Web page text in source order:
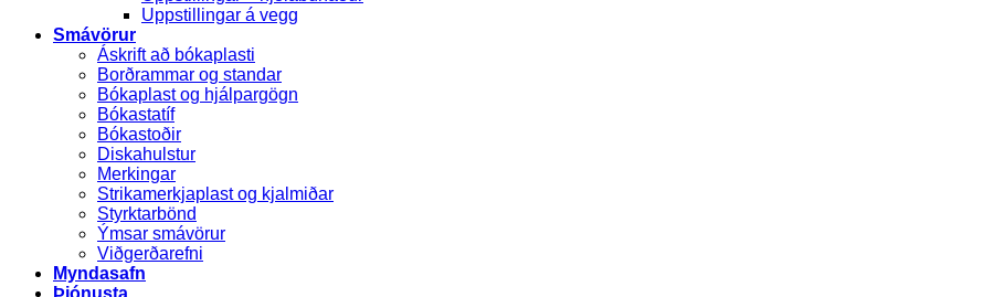
Uppstillingar á vegg
Smávörur
Áskrift að bókaplasti
Borðrammar og standar
Bókaplast og hjálpargögn
Bókastatíf
Bókastoðir
Diskahulstur
Merkingar
Strikamerkjaplast og kjalmiðar
Styrktarbönd
Ýmsar smávörur
Viðgerðarefni
Myndasafn